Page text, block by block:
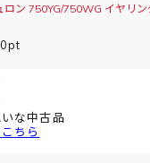
ロン 750YG/750WG イヤリ
な中古品
ちら